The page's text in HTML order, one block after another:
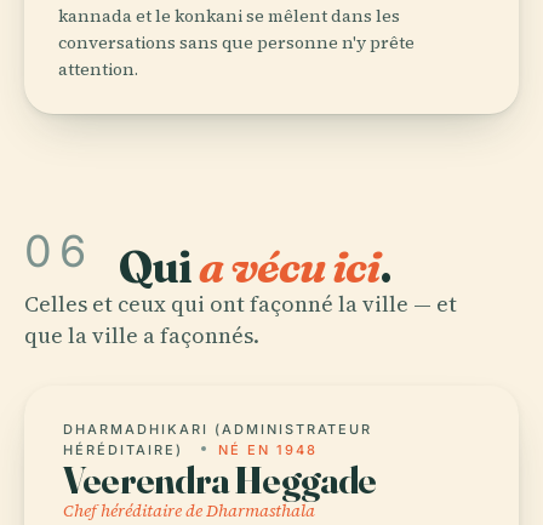
kannada et le konkani se mêlent dans les
conversations sans que personne n'y prête
attention.
06 Quia vécu ici.
Celles et ceux qui ont façonné la ville — et
que la ville a façonnés.
DHARMADHIKARI (ADMINISTRATEUR
HÉRÉDITAIRE)
NÉ EN 1948
Veerendra Heggade
Chef héréditaire de Dharmasthala